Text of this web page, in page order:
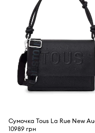
10989 грн